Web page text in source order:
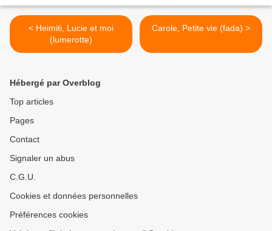
< Heimiti, Lucie et moi
(lumerotte)
Carole, Petite vie (fada) >
Hébergé par Overblog
Top articles
Pages
Contact
Signaler un abus
C.G.U.
Cookies et données personnelles
Préférences cookies